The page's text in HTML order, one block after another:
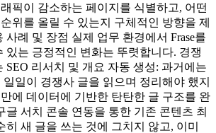
픽이 감소하는 페이지를 식별하고, 어떤
위를 올릴 수 있는지 구체적인 방향을 제
사례 및 장점 실제 업무 환경에서 Frase를
있는 긍정적인 변화는 뚜렷합니다. 경쟁
SEO 리서치 및 개요 자동 생성: 과거에는
일이 경쟁사 글을 읽으며 정리해야 했지
에 데이터에 기반한 탄탄한 글 구조를 완
글 서치 콘솔 연동을 통한 기존 콘텐츠 최
히 새 글을 쓰는 것에 그치지 않고, 이미